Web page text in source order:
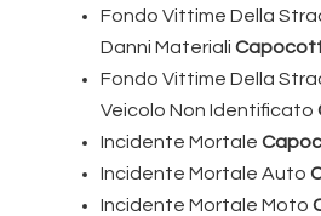
Fondo Vittime Della
Danni Materiali
Fondo Vittime Della
Veicolo Non Identificato
Incidente Mortale
Incidente Mortale Auto
Incidente Mortale Moto